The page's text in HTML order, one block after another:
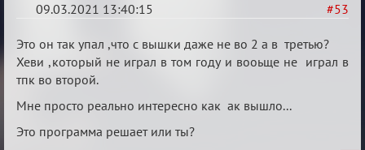
#53
09.03.2021 13:40:15
Re:
Разговоры
о
XIX
ТПК.
Это он так упал ,что с вышки даже не во 2 а в третью?
Хеви ,который не играл в том году и вооьще не играл в
тпк во второй.
Мне просто реально интересно как ак вышло...
Это программа решает или ты?